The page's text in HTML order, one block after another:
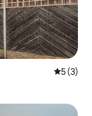
औसत रेटिंग
5 (3)